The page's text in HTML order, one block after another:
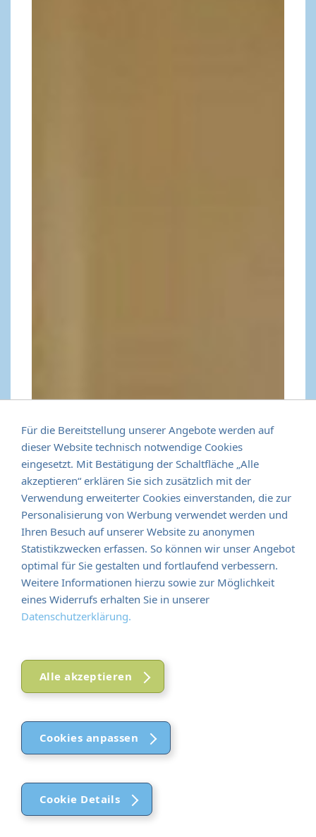
Previous
Für die Bereitstellung unserer Angebote werden auf
dieser Website technisch notwendige Cookies
eingesetzt. Mit Bestätigung der Schaltfläche „Alle
akzeptieren“ erklären Sie sich zusätzlich mit der
Verwendung erweiterter Cookies einverstanden, die zur
Personalisierung von Werbung verwendet werden und
Ihren Besuch auf unserer Website zu anonymen
Statistikzwecken erfassen. So können wir unser Angebot
optimal für Sie gestalten und fortlaufend verbessern.
Weitere Informationen hierzu sowie zur Möglichkeit
eines Widerrufs erhalten Sie in unserer
Datenschutzerklärung.
Alle akzeptieren
Cookies anpassen
Cookie Details